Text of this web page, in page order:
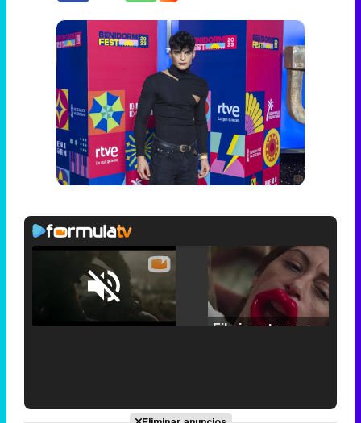
Unmute /
Loaded:
25.30%